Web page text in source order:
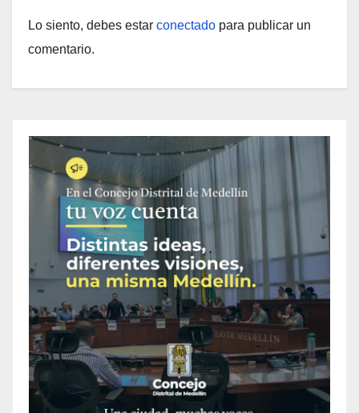
Lo siento, debes estar conectado para publicar un
comentario.